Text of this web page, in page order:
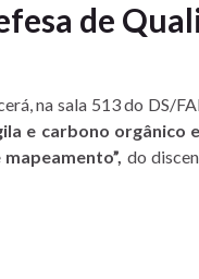
de
na sala 513 do DS/
e carbono
do